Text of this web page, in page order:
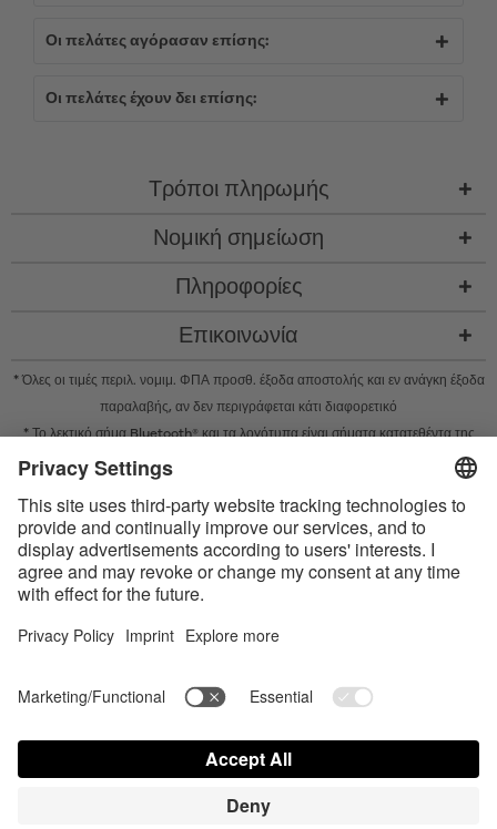
Οι πελάτες αγόρασαν επίσης:
Οι πελάτες έχουν δει επίσης:
Τρόποι πληρωμής
Νομική σημείωση
Πληροφορίες
Επικοινωνία
* Όλες οι τιμές περιλ. νομιμ. ΦΠΑ προσθ. έξοδα αποστολής και εν ανάγκη έξοδα
παραλαβής, αν δεν περιγράφεται κάτι διαφορετικό
* Το λεκτικό σήμα Bluetooth® και τα λογότυπα είναι σήματα κατατεθέντα της
Bluetooth SIG, Inc. και η χρήση τέτοιων σημάτων από την Satisfyer GmbH
Το Apple, το λογότυπο Apple και το Apple Watch είναι εμπορικά σήματα της
Apple Inc. Το Google Play και το λογότυπο του Google Play είναι εμπορικά
σήματα της Google LLC.
Contact us today